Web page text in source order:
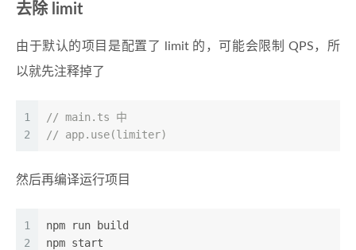
去除 limit
由于默认的项目是配置了 limit 的，可能会限制 QPS，所
以就先注释掉了
1
2
// main.ts 中
// app.use(limiter)
然后再编译运行项目
1
2
npm run build
npm start